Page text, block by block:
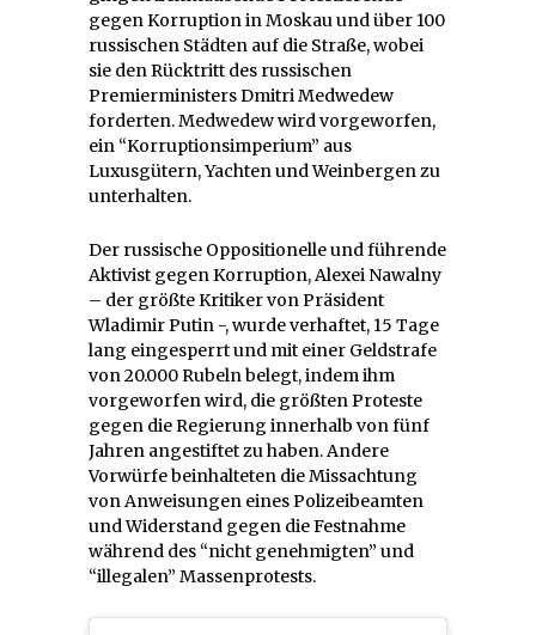
gegen Korruption in Moskau und über 100
russischen Städten auf die Straße, wobei
sie den Rücktritt des russischen
Premierministers Dmitri Medwedew
forderten. Medwedew wird vorgeworfen,
ein “Korruptionsimperium” aus
Luxusgütern, Yachten und Weinbergen zu
unterhalten.
Der russische Oppositionelle und führende
Aktivist gegen Korruption, Alexei Nawalny
– der größte Kritiker von Präsident
Wladimir Putin -, wurde verhaftet, 15 Tage
lang eingesperrt und mit einer Geldstrafe
von 20.000 Rubeln belegt, indem ihm
vorgeworfen wird, die größten Proteste
gegen die Regierung innerhalb von fünf
Jahren angestiftet zu haben. Andere
Vorwürfe beinhalteten die Missachtung
von Anweisungen eines Polizeibeamten
und Widerstand gegen die Festnahme
während des “nicht genehmigten” und
“illegalen” Massenprotests.